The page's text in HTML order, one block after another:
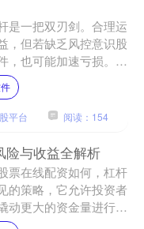
是一把双刃剑。合理运
，但若缺乏风控意识股
，也可能加速亏损。对
易的新手来说，掌握正
理技巧，....
平台 阅读：154
险与收益全解析
票在线配资如何，杠杆
的策略，它允许投资者
动更大的资金量进行交
股”的方式，既能放大